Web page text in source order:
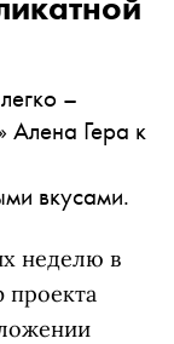
–
Алена Гера к
вкусами.
неделю в